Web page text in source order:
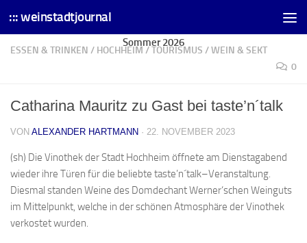
Skip to content
::: weinstadtjournal
Sommer 2026
ESSEN & TRINKEN / HOCHHEIM /TOURISMUS /WEIN & SEKT
0
Catharina Mauritz zu Gast bei taste’n´talk
VON ALEXANDER HARTMANN · 22. NOVEMBER 2023
(sh) Die Vinothek der Stadt Hochheim öffnete am Dienstagabend
wieder ihre Türen für die beliebte taste’n´talk–Veranstaltung.
Diesmal standen Weine des Domdechant Werner‘schen Weinguts
im Mittelpunkt, welche in der schönen Atmosphäre der Vinothek
verkostet wurden.